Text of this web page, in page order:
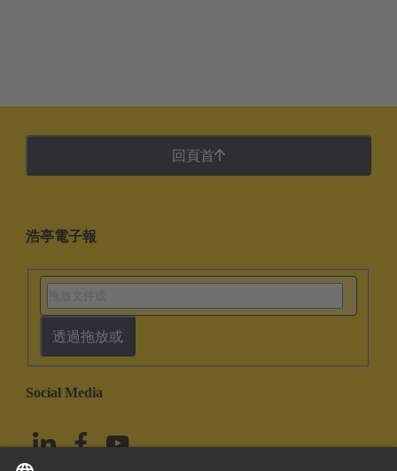
回頁首
浩亭電子報
透過拖放或
Social Media